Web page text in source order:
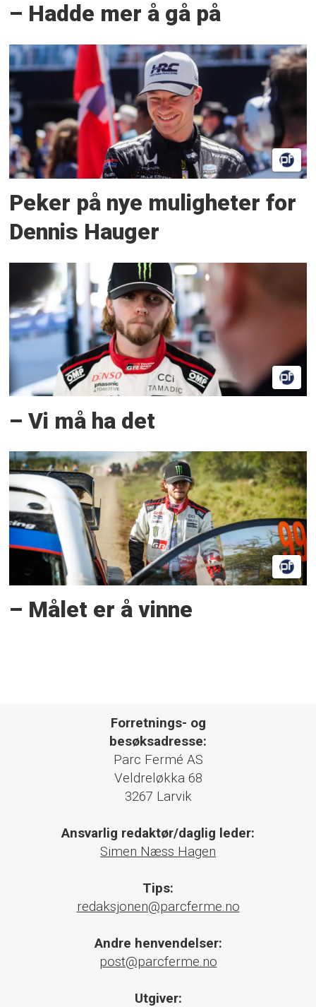
– Hadde mer å gå på
Peker på nye muligheter for
Dennis Hauger
– Vi må ha det
– Målet er å vinne
Forretnings- og
besøksadresse:
Parc Fermé AS
Veldreløkka 68
3267 Larvik
Ansvarlig redaktør/daglig leder:
Simen Næss Hagen
Tips:
redaksjonen@parcferme.no
Andre henvendelser:
post@parcferme.no
Utgiver: